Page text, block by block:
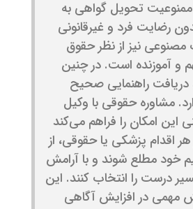
تحویل گواهی به
رضایت فرد و غیرقانونی
مصنوعی نیز از نظر حقوق
و آموزنده است. در چنین
راهنمایی صحیح
مشاوره حقوقی با وکیل
این امکان را فراهم می‌کند
اقدام پزشکی یا حقوقی، از
خود مطلع شوند و با آرامش
درست را انتخاب کنند. این
مهمی در افزایش آگاهی